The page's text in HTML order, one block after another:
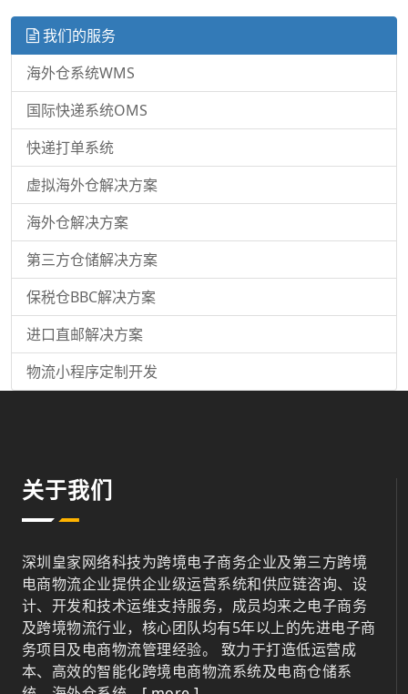
我们的服务
海外仓系统WMS
国际快递系统OMS
快递打单系统
虚拟海外仓解决方案
海外仓解决方案
第三方仓储解决方案
保税仓BBC解决方案
进口直邮解决方案
物流小程序定制开发
关于我们
深圳皇家网络科技为跨境电子商务企业及第三方跨境
电商物流企业提供企业级运营系统和供应链咨询、设
计、开发和技术运维支持服务，成员均来之电子商务
及跨境物流行业，核心团队均有5年以上的先进电子商
务项目及电商物流管理经验。 致力于打造低运营成
本、高效的智能化跨境电商物流系统及电商仓储系